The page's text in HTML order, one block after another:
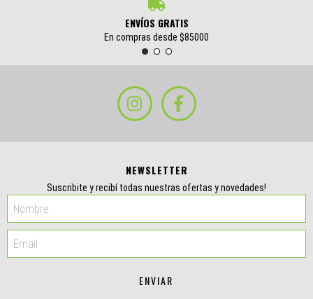
ENVÍOS GRATIS
En compras desde $85000
NEWSLETTER
Suscribite y recibí todas nuestras ofertas y novedades!